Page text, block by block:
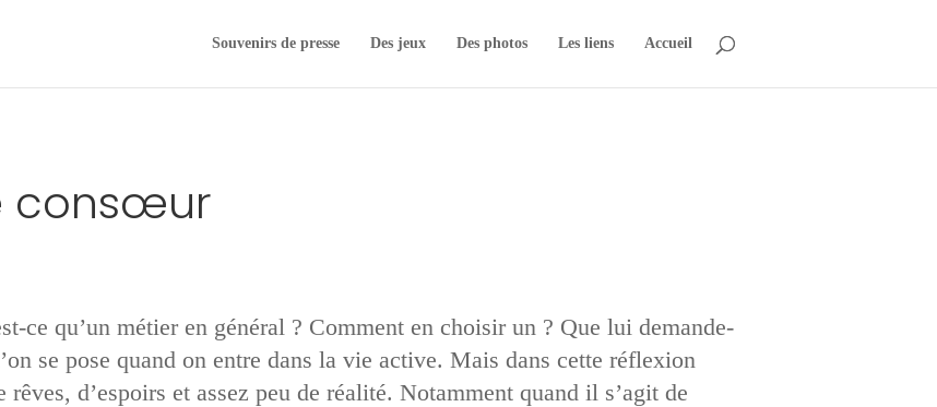
Souvenirs de presse Des jeux Des photos Les liens Accueil
consœur
ce qu’un métier en général ? Comment en choisir un ? Que lui demande-
se pose quand on entre dans la vie active. Mais dans cette réflexion
rêves, d’espoirs et assez peu de réalité. Notamment quand il s’agit de